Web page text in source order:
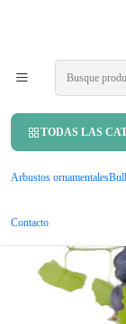
TODAS LAS
Arbustos ornamentales
Contacto
APROVECHA UN
Parra